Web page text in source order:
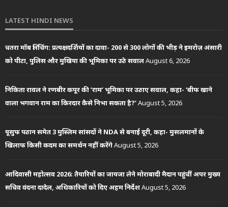
LATEST HINDI NEWS
चतरा मॉब लिंचिंग: प्रत्यक्षदर्शियों का दावा- 200 से 300 लोगों की भीड़ ने इमरोज़ अंसारी
को पीटा, पुलिस और मुखिया की भूमिका पर उठे सवालAugust 6, 2026
निकिता रावल ने रणबीर कपूर की ‘राम’ भूमिका पर उठाए सवाल, कहा- ‘बीफ खाने
वाला भगवान राम का किरदार कैसे निभा सकता है?’August 5, 2026
यूसुफ पठान समेत 3 मुस्लिम सांसदों ने NDA से बनाई दूरी, कहा- मुसलमानों के
खिलाफ किसी कदम का समर्थन नहीं करेंगेAugust 5, 2026
आदिवासी महोत्सव 2026: तैयारियों का जायजा लेने मोराबादी मैदान पहुंचीं अपर मुख्य
सचिव वंदना दादेल, अधिकारियों को दिए अहम निर्देशAugust 5, 2026